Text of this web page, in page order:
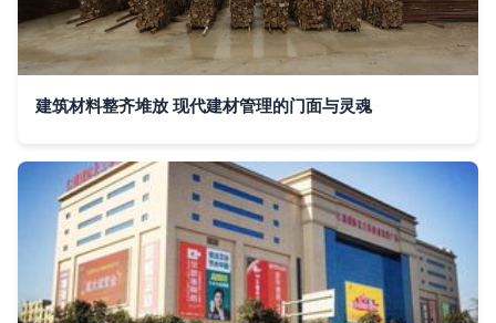
建筑材料整齐堆放 现代建材管理的门面与灵魂